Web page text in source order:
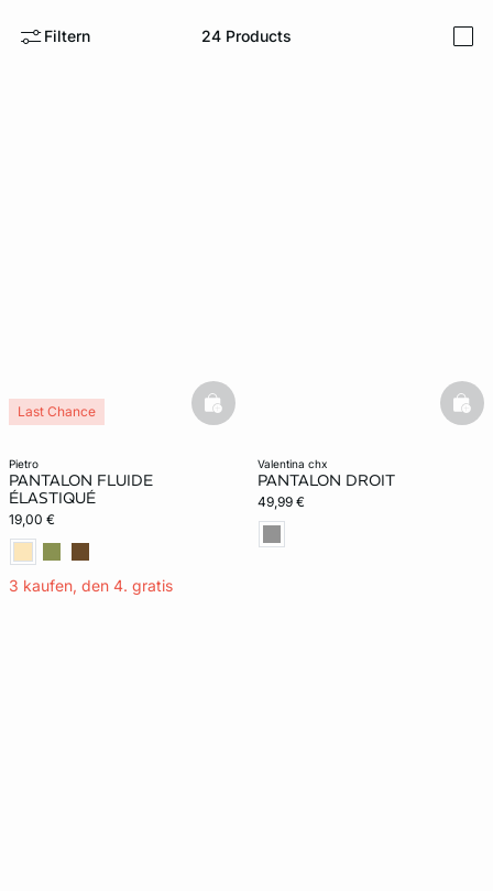
Filtern 24 Products
pietro
PANTALON FLUIDE
ÉLASTIQUÉ
19,00 €
3 kaufen, den 4. gratis
Last Chance basketfull
valentina chx
PANTALON DROIT
49,99 €